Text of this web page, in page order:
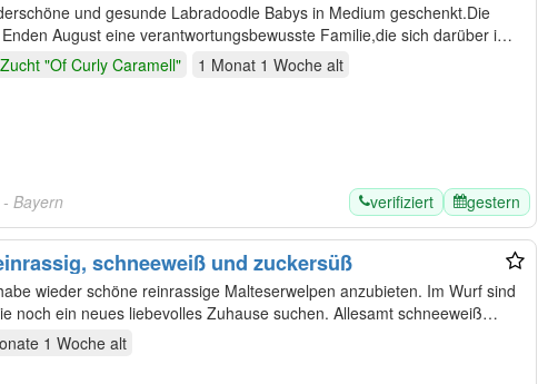
und gesunde Labradoodle Babys in Medium geschenkt.Die
August eine verantwortungsbewusste Familie,die sich darüber im
Zucht "Of Curly Caramell" 1 Monat 1 Woche alt
- Bayern verifiziert gestern
schneeweiß und zuckersüß
noch ein neues liebevolles Zuhause suchen. Allesamt schneeweiß
1 Wochealt